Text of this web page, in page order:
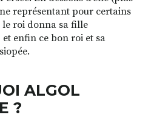
représentant pour certains
roi donna sa fille
enfin ce bon roi et sa
ALGOL
?